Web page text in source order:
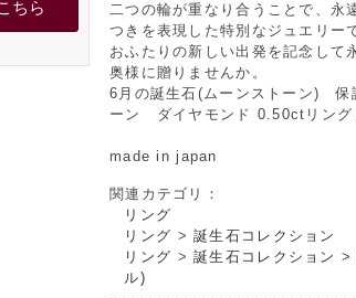
二つの輪が重なり合うことで、永
つきを表現した特別なジュエリー
おふたりの新しい出発を記念して
奥様に贈りませんか。
6月の誕生石(ムーンストーン)
ーン ダイヤモンド 0.50ctリング
made in japan
関連カテゴリ：
リング
リング >誕生石コレクション
リング >誕生石コレクション >
ル)